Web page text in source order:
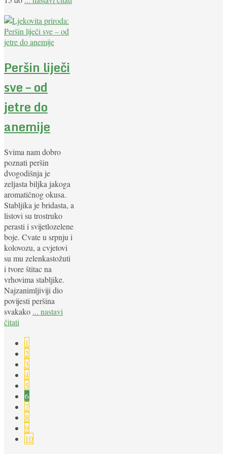
Peršin liječi
sve – od
jetre do
anemije
Svima nam dobro
poznati peršin
dvogodišnja je
zeljasta biljka jakoga
aromatičnog okusa.
Stabljika je bridasta, a
listovi su trostruko
perasti i svijetlozelene
boje. Cvate u srpnju i
kolovozu, a cvjetovi
su mu zelenkastožuti
i tvore štitac na
vrhovima stabljike.
Najzanimljiviji dio
povijesti peršina
svakako ... nastavi
čitati
1
2
3
4
5
6
7
8
9
10